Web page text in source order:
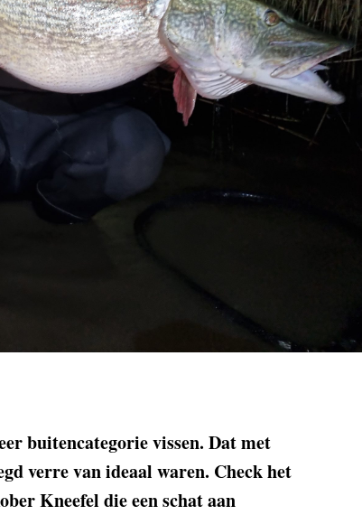
buitencategorie vissen. Dat met
verre van ideaal waren. Check het
Kneefel die een schat aan